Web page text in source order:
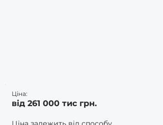
Ціна:
від 261 000 тис грн.